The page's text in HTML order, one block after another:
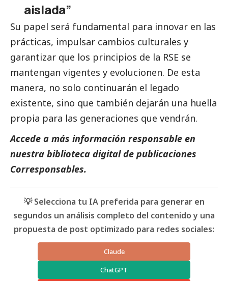
aislada”
Su papel será fundamental para innovar en las
prácticas, impulsar cambios culturales y
garantizar que los principios de la RSE se
mantengan vigentes y evolucionen. De esta
manera, no solo continuarán el legado
existente, sino que también dejarán una huella
propia para las generaciones que vendrán.
Accede a más información responsable en
nuestra biblioteca digital de publicaciones
Corresponsables.
💡 Selecciona tu IA preferida para generar en
segundos un análisis completo del contenido y una
propuesta de post optimizado para redes sociales:
Claude
ChatGPT